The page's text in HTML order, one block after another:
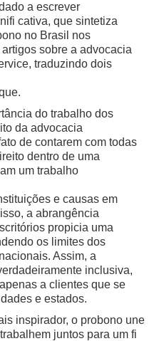
a escrever
cativa, que sintetiza
no Brasil nos
sobre a advocacia
traduzindo dois
do trabalho dos
da advocacia
de contarem com todas
dentro de uma
um trabalho
e causas em
a abrangência
propicia uma
os limites dos
Assim, a
inclusiva,
a clientes que se
e estados.
inspirador, o probono une
juntos para um fi